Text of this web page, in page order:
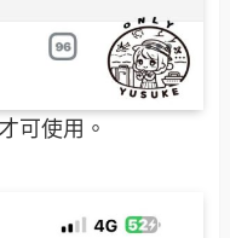
可使用。